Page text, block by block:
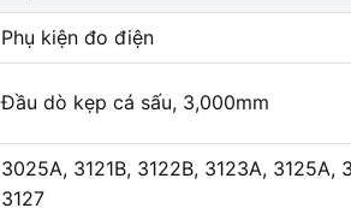
Phụ kiện đo điện
Đầu dò kẹp cá sấu, 3,000mm
3025A, 3121B, 3122B, 3123A, 3125A,
3127